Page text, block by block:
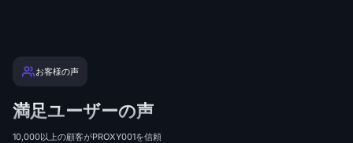
お客様の声
満足ユーザーの声
10,000以上の顧客がPROXY001を信頼